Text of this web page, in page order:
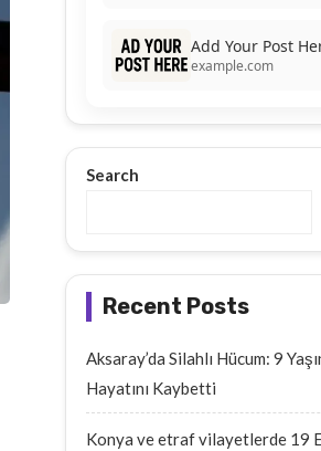
Add Your Post
example.com
Search
Recent Posts
Aksaray’da Silahlı Hücum: 9
Hayatını Kaybetti
Konya ve etraf vilayetlerde 19